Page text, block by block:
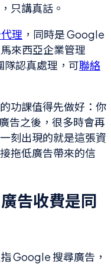
只講真話。
理 ，同時是 Google
來西亞企業管理
認真處理，可聯絡
功課值得先做好：你
告之後，很多時會再
刻出現的就是這張資
拖低廣告帶來的信
告收費是同
Google 搜尋廣告，